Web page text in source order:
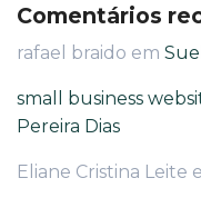
Comentários
rafael braido em
small business
Pereira Dias
Eliane Cristina Leite